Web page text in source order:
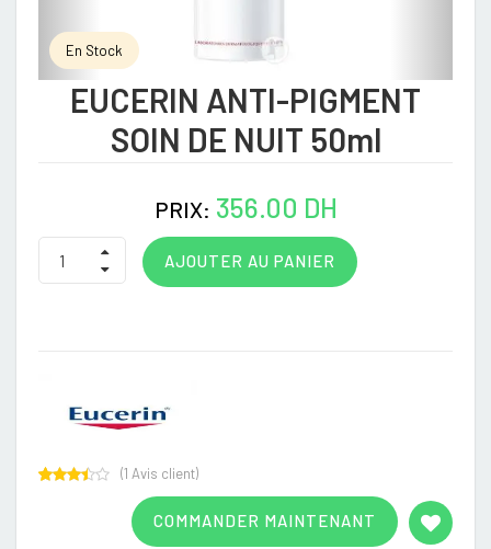
En Stock
EUCERIN ANTI-PIGMENT
SOIN DE NUIT 50ml
PRIX: 356.00 DH
AJOUTER AU PANIER
COMMANDER MAINTENANT
(1 Avis client)